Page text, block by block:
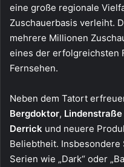
eine große regionale
Zuschauerbasis verleiht.
mehrere Millionen
eines der erfolgreichsten
Fernsehen.
Neben dem Tatort
Bergdoktor, Lindenstraße
Derrick und neuere
Beliebtheit.
Serien wie „Dark“ oder